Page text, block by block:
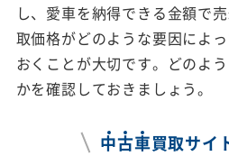
し、愛車を納得できる金額で
取価格がどのような要因によ
おくことが大切です。どのよ
かを確認しておきましょう。
中古車買取サイ